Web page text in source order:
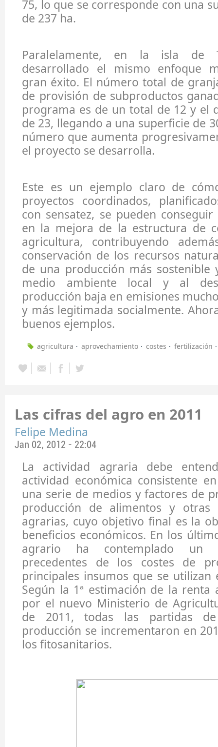
75, lo que se corresponde con una
de 237 ha.
Paralelamente, en la isla de
desarrollado el mismo enfoque
gran éxito. El número total de
de provisión de subproductos
programa es de un total de 12 y el
de 23, llegando a una superficie de
número que aumenta
el proyecto se desarrolla.
Este es un ejemplo claro de
proyectos coordinados,
con sensatez, se pueden
en la mejora de la estructura de
agricultura, contribuyendo
conservación de los recursos
de una producción más sostenible
medio ambiente local y al
producción baja en emisiones
y más legitimada socialmente.
buenos ejemplos.
agricultura aprovechamiento costes fertilización
Las cifras del agro en 2011
Felipe Medina
Jan 02, 2012 - 22:04
La actividad agraria debe
actividad económica consistente
una serie de medios y factores de
producción de alimentos y otras
agrarias, cuyo objetivo final es la
beneficios económicos. En los
agrario ha contemplado un
precedentes de los costes de
principales insumos que se utilizan
Según la 1ª estimación de la renta
por el nuevo Ministerio de
de 2011, todas las partidas
producción se incrementaron en
los fitosanitarios.